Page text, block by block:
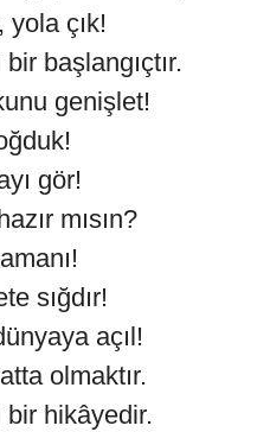
çık!
başlangıçtır.
genişlet!
gör!
mısın?
sığdır!
açıl!
olmaktır.
hikâyedir.